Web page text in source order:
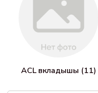
ACL вкладышы (11)